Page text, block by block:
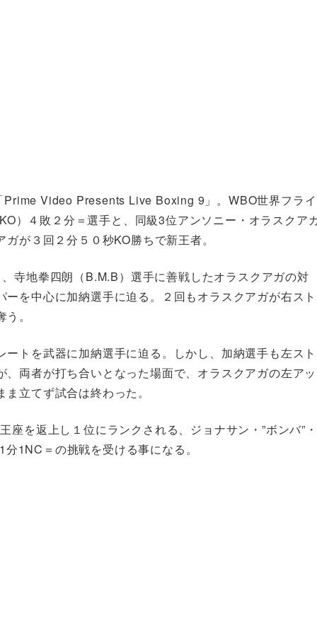
Video Presents Live Boxing 9」。WBO世界フライ
）４敗２分＝選手と、同級3位アンソニー・オラスクア
が３回２分５０秒KO勝ちで新王者。
寺地拳四朗（B.M.B）選手に善戦したオラスクアガの対
を中心に加納選手に迫る。２回もオラスクアガが右スト
。
トを武器に加納選手に迫る。しかし、加納選手も左スト
両者が打ち合いとなった場面で、オラスクアガの左アッ
立てず試合は終わった。
座を返上し１位にランクされる、ジョナサン・”ボンバ”・
1NC＝の挑戦を受ける事になる。